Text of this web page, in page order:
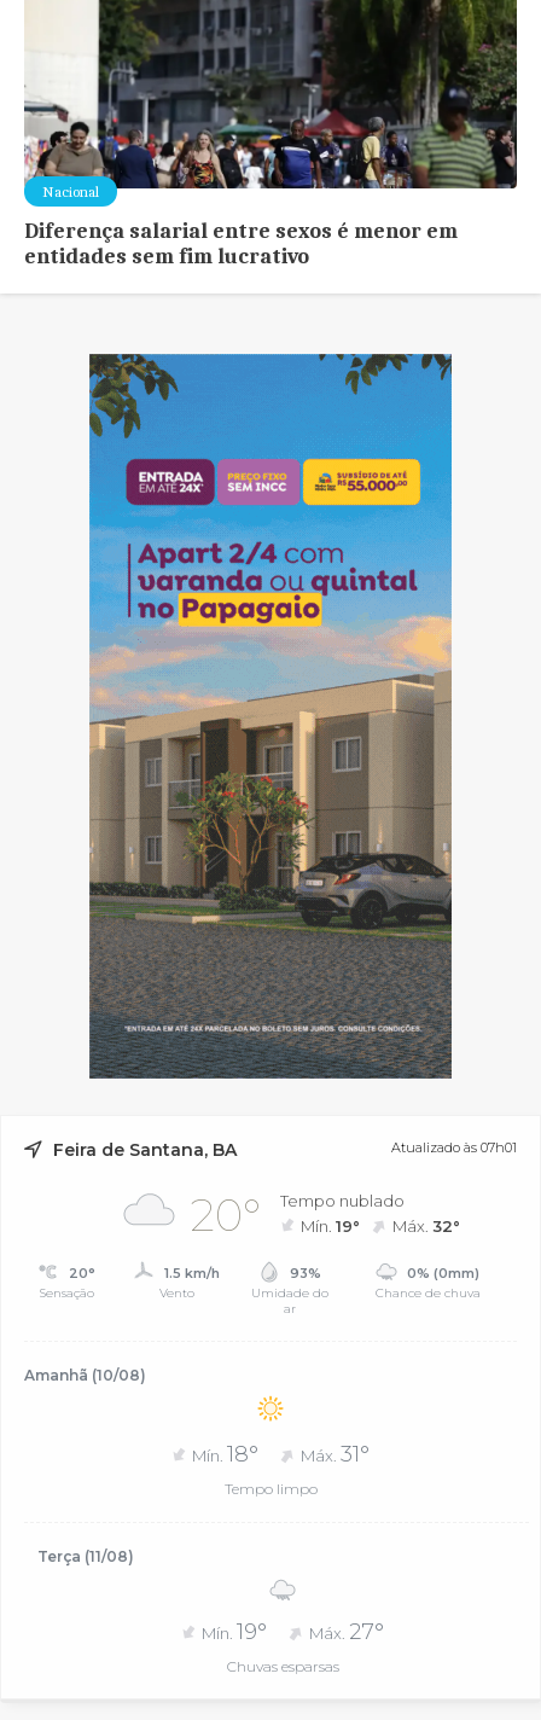
Nacional
Diferença salarial entre sexos é menor em
entidades sem fim lucrativo
Feira de Santana, BA Atualizado às 07h01
20°
Tempo nublado
Mín.19° Máx.32°
20°
Sensação
1.5 km/h
Vento
93%
Umidade do
ar
0% (0mm)
Chance de chuva
Amanhã (10/08)
Mín. 18° Máx. 31°
Tempo limpo
Terça (11/08)
Mín. 19° Máx. 27°
Chuvas esparsas